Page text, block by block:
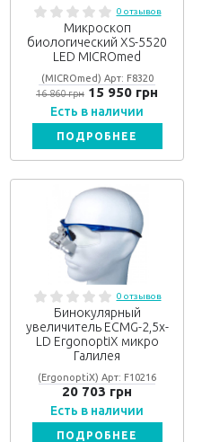
0 отзывов
Микроскоп
биологический XS-5520
LED MICROmed
(MICROmed) Арт: F8320
16 860 грн 15 950 грн
Есть в наличии
ПОДРОБНЕЕ
0 отзывов
Бинокулярный
увеличитель ECMG-2,5x-
LD ErgonoptiX микро
Галилея
(ErgonoptiX) Арт: F10216
20 703 грн
Есть в наличии
ПОДРОБНЕЕ